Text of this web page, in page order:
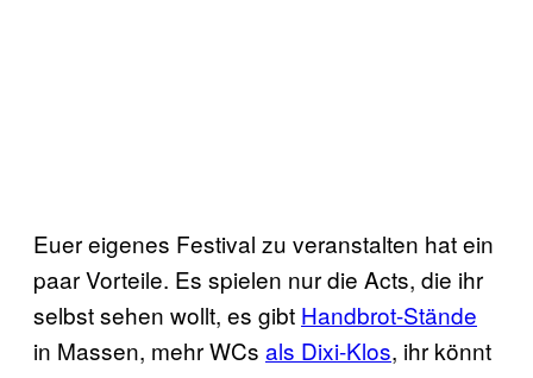
Euer eigenes Festival zu veranstalten hat ein
paar Vorteile. Es spielen nur die Acts, die ihr
selbst sehen wollt, es gibt Handbrot-Stände
in Massen, mehr WCs als Dixi-Klos, ihr könnt